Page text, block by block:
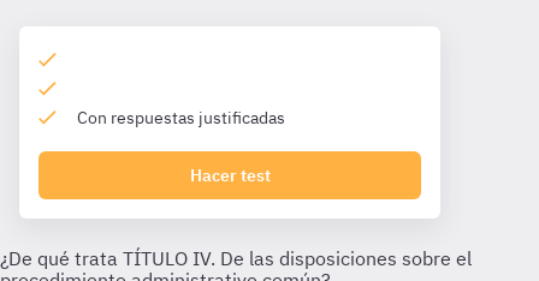
Con respuestas justificadas
Hacer test